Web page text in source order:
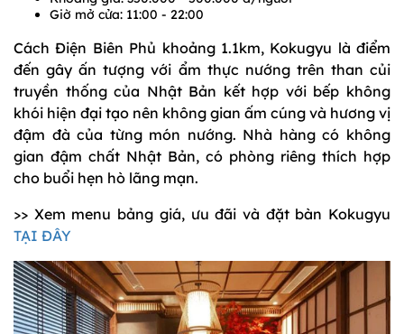
Giờ mở cửa: 11:00 - 22:00
Cách Điện Biên Phủ khoảng 1.1km, Kokugyu là điểm
đến gây ấn tượng với ẩm thực nướng trên than củi
truyền thống của Nhật Bản kết hợp với bếp không
khói hiện đại tạo nên không gian ấm cúng và hương vị
đậm đà của từng món nướng. Nhà hàng có không
gian đậm chất Nhật Bản, có phòng riêng thích hợp
cho buổi hẹn hò lãng mạn.
>> Xem menu bảng giá, ưu đãi và đặt bàn Kokugyu
TẠI ĐÂY